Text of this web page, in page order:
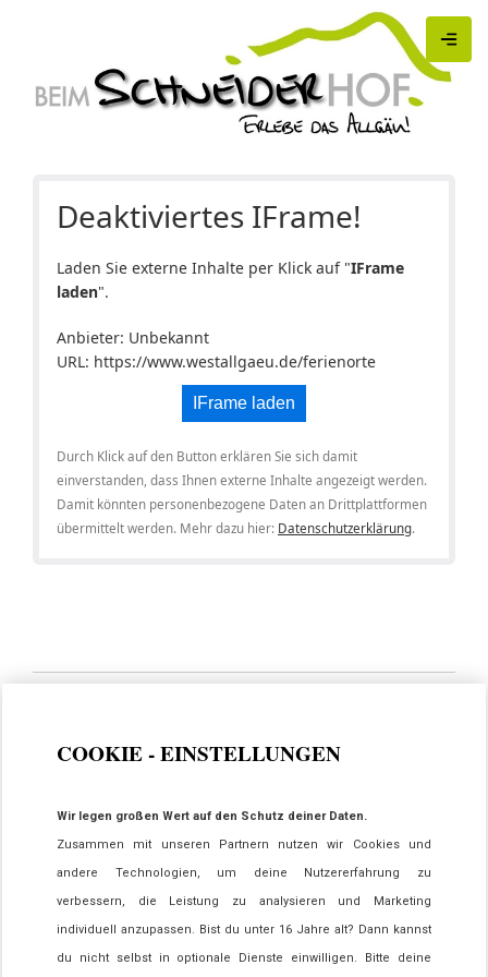
Deaktiviertes IFrame!
Laden Sie externe Inhalte per Klick auf "IFrame
laden".
Anbieter: Unbekannt
URL: https://www.westallgaeu.de/ferienorte
IFrame laden
Durch Klick auf den Button erklären Sie sich damit
einverstanden, dass Ihnen externe Inhalte angezeigt werden.
Damit könnten personenbezogene Daten an Drittplattformen
übermittelt werden. Mehr dazu hier: Datenschutzerklärung.
COOKIE - EINSTELLUNGEN
Wir legen großen Wert auf den Schutz deiner Daten.
Zusammen mit unseren Partnern nutzen wir Cookies und
andere Technologien, um deine Nutzererfahrung zu
verbessern, die Leistung zu analysieren und Marketing
individuell anzupassen. Bist du unter 16 Jahre alt? Dann kannst
du nicht selbst in optionale Dienste einwilligen. Bitte deine